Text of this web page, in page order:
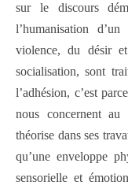
sur le discours
l’humanisation
violence, du désir
socialisation, sont
l’adhésion, c’est
nous concernent
théorise dans ses
qu’une enveloppe
sensorielle et